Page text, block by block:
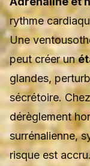
rythme
Une
peut créer un
glandes,
sécrétoire.
dérèglement
surrénalienne,
risque est accru.